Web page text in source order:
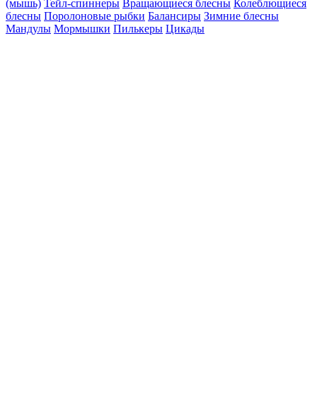
(мышь) Тейл-спиннеры Вращающиеся блесны Колеблющиеся
блесны Поролоновые рыбки Балансиры Зимние блесны
Мандулы Мормышки Пилькеры Цикады